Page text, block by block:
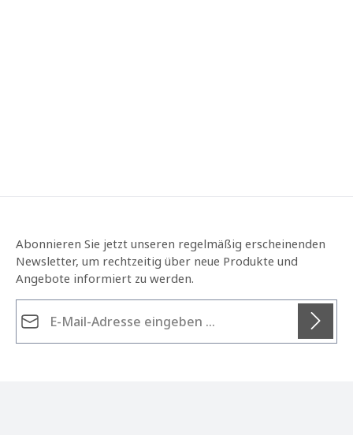
Abonnieren Sie jetzt unseren regelmäßig erscheinenden
Newsletter, um rechtzeitig über neue Produkte und
Angebote informiert zu werden.